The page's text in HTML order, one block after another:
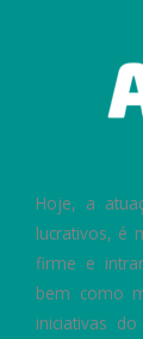
Hoje, a
lucrativos, é
firme e
bem como
iniciativas